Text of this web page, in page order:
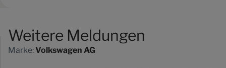
Weitere Meldungen
Marke:Volkswagen AG